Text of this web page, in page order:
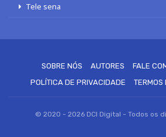
Tele sena
SOBRE NÓS AUTORES
FALE
POLÍTICA DE PRIVACIDADE
TERMOS
© 2020 - 2026 DCI Digital - Todos os